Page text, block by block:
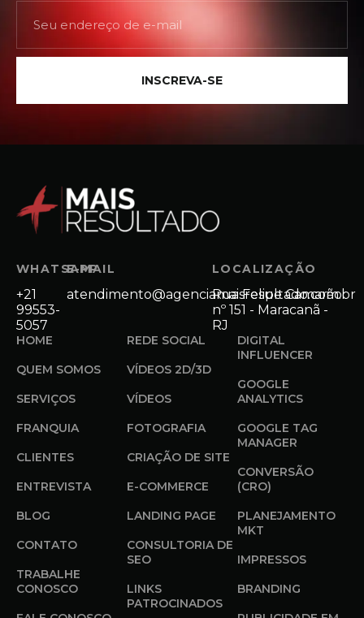
INSCREVA-SE
WHATSAPP
+21
99553-
5057
E-MAIL
atendimento@agenciamaisresultado.com.br
LOCALIZAÇÃO
Rua Felipe Camarão
nº 151 - Maracanã -
RJ
HOME
QUEM SOMOS
SERVIÇOS
FRANQUIA
CLIENTES
ENTREVISTA
BLOG
CONTATO
TRABALHE
CONOSCO
REDE SOCIAL
VÍDEOS 2D/3D
VÍDEOS
FOTOGRAFIA
CRIAÇÃO DE SITE
E-COMMERCE
LANDING PAGE
CONSULTORIA DE
SEO
LINKS
PATROCINADOS
DIGITAL
INFLUENCER
GOOGLE
ANALYTICS
GOOGLE TAG
MANAGER
CONVERSÃO
(CRO)
PLANEJAMENTO
MKT
IMPRESSOS
BRANDING